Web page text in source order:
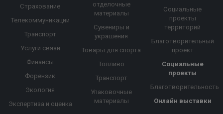
Страхование
Телекоммуникации
Транспорт
Услуги связи
Финансы
Форензик
Экология
Экспертиза и оценка
отделочные
материалы
Сувениры и
украшения
Товары для спорта
Топливо
Транспорт
Упаковочные
материалы
Социальные
проекты
территорий
Благотворительный
проект
Социальные
проекты
Благотворительность
Онлайн выставки